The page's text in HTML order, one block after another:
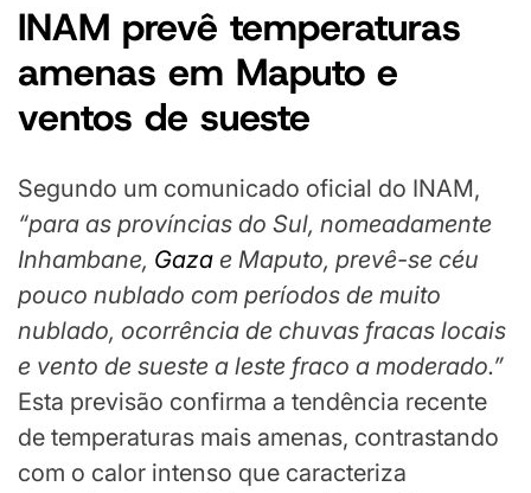
INAM prevê temperaturas
amenas em Maputo e
ventos de sueste
Segundo um comunicado oficial do INAM,
“para as províncias do Sul, nomeadamente
Inhambane, Gaza e Maputo, prevê-se céu
pouco nublado com períodos de muito
nublado, ocorrência de chuvas fracas locais
e vento de sueste a leste fraco a moderado.”
Esta previsão confirma a tendência recente
de temperaturas mais amenas, contrastando
com o calor intenso que caracteriza